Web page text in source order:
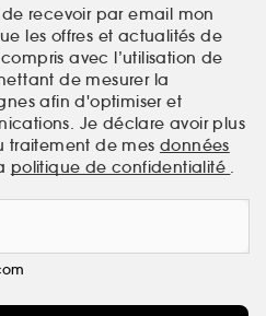
de recevoir par email mon
les offres et actualités de
avec l’utilisation de
de mesurer la
afin d'optimiser et
Je déclare avoir plus
traitement de mes données
politique de confidentialité .